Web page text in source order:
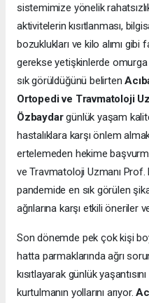
sistemimize yönelik
aktivitelerin kısıtlanması,
bozuklukları ve kilo alımı
gerekse yetişkinlerde omurga
sık görüldüğünü belirten
Ortopedi ve Travmatoloji
Özbaydargünlük yaşam
hastalıklara karşı önlem
ertelemeden hekime
ve Travmatoloji Uzmanı
pandemide en sık görülen
ağrılarına karşı etkili öneriler
Son dönemde pek çok kişi
hatta parmaklarında ağrı
kısıtlayarak günlük
kurtulmanın yollarını arıyor.